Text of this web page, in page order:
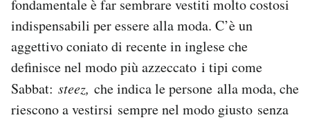
fondamentale è far sembrare vestiti molto costosi
indispensabili per essere alla moda. C’è un
aggettivo coniato di recente in inglese che
definisce nel modo più azzeccato i tipi come
Sabbat: steez, che indica le persone alla moda, che
riescono a vestirsi sempre nel modo giusto senza